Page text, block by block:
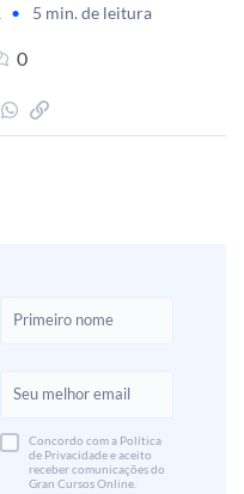
• 5 min. de leitura
0
Concordo com a Política
de Privacidade e aceito
receber comunicações do
Gran Cursos Online.